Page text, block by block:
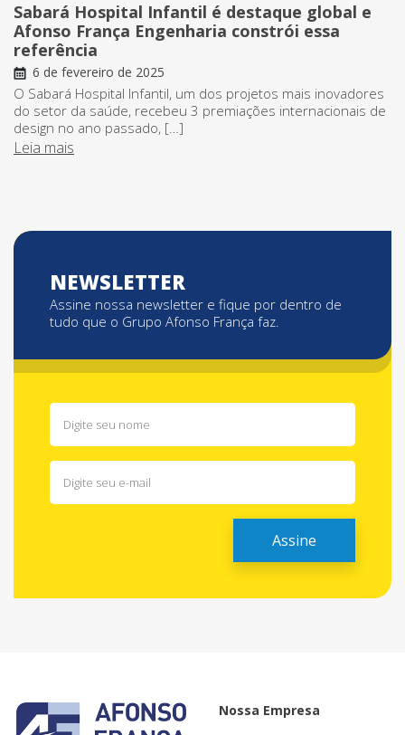
Sabará Hospital Infantil é destaque global e
Afonso França Engenharia constrói essa
referência
6 de fevereiro de 2025
O Sabará Hospital Infantil, um dos projetos mais inovadores
do setor da saúde, recebeu 3 premiações internacionais de
design no ano passado, […]
Leia mais
NEWSLETTER
Assine nossa newsletter e fique por dentro de
tudo que o Grupo Afonso França faz.
Nossa Empresa